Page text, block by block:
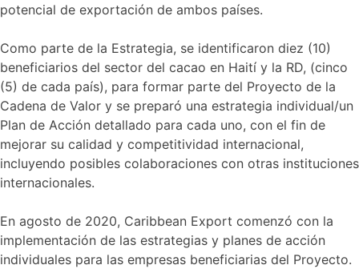
potencial de exportación de ambos países.
Como parte de la Estrategia, se identificaron diez (10)
beneficiarios del sector del cacao en Haití y la RD, (cinco
(5) de cada país), para formar parte del Proyecto de la
Cadena de Valor y se preparó una estrategia individual/un
Plan de Acción detallado para cada uno, con el fin de
mejorar su calidad y competitividad internacional,
incluyendo posibles colaboraciones con otras instituciones
internacionales.
En agosto de 2020, Caribbean Export comenzó con la
implementación de las estrategias y planes de acción
individuales para las empresas beneficiarias del Proyecto.